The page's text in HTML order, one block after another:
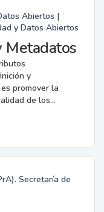
Abiertos |
y Datos Abiertos
Metadatos
y
promover la
de los...
Secretaría de